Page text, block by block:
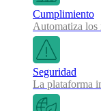
Cumplimiento
Automatiza los
Seguridad
La plataforma